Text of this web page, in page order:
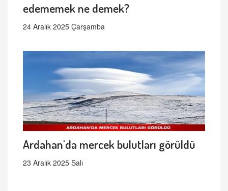
edememek ne demek?
24 Aralık 2025 Çarşamba
Ardahan'da mercek bulutları görüldü
23 Aralık 2025 Salı